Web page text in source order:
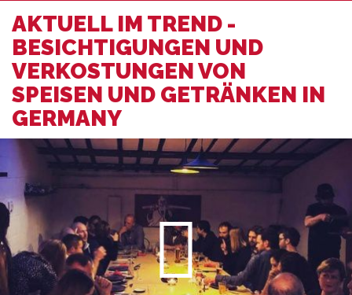
AKTUELL IM TREND -
BESICHTIGUNGEN UND
VERKOSTUNGEN VON
SPEISEN UND GETRÄNKEN IN
GERMANY